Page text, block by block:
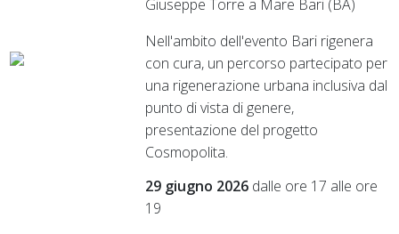
Giuseppe Torre a Mare Bari (BA)
Nell'ambito dell'evento Bari rigenera
con cura, un percorso partecipato per
una rigenerazione urbana inclusiva dal
punto di vista di genere,
presentazione del progetto
Cosmopolita.
29 giugno 2026 dalle ore 17 alle ore
19